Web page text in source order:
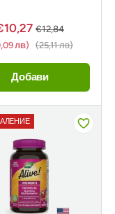
€12,84
лв) (25,11 лв)
Добави